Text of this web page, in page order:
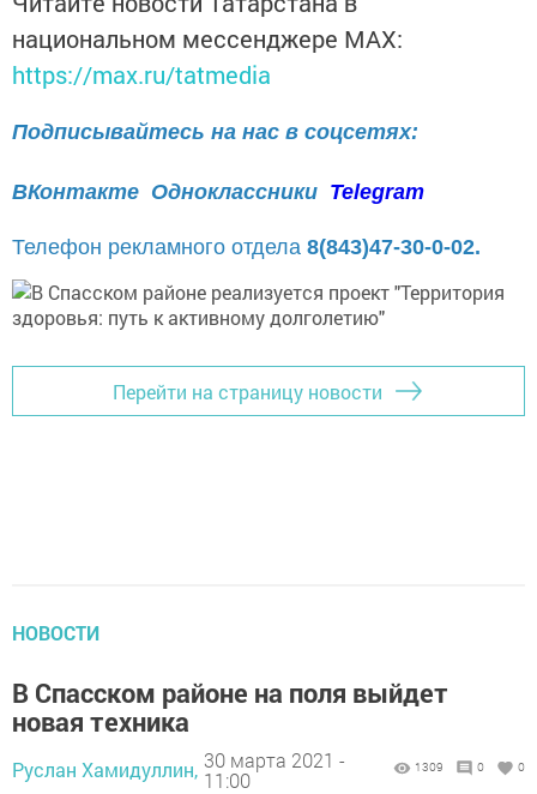
национальном мессенджере MАХ:
https://max.ru/tatmedia
Подписывайтесь на нас в соцсетях:
ВКонтакте Одноклассники Telegram
Телефон рекламного отдела 8(843)47-30-0-02.
Перейти на страницу новости
НОВОСТИ
В Спасском районе на поля выйдет
новая техника
Руслан Хамидуллин, 30 марта 2021 -
11:00
1309 0 0